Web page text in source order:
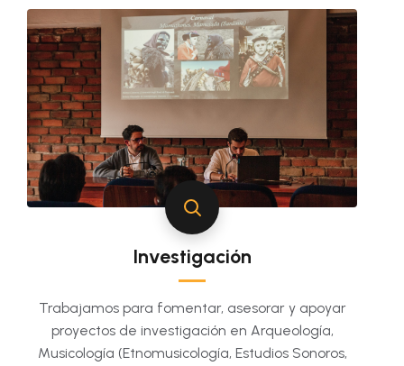
Investigación
Trabajamos para fomentar, asesorar y apoyar
proyectos de investigación en Arqueología,
Musicología (Etnomusicología, Estudios Sonoros,